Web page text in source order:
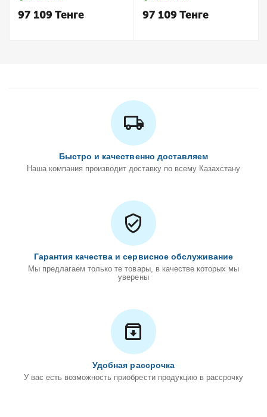
Keuco
97 109Тенге
Keuco
97 109Тенге
Быстро и качественно доставляем
Наша компания производит доставку по всему Казахстану
Гарантия качества и сервисное обслуживание
Мы предлагаем только те товары, в качестве которых мы
уверены
Удобная рассрочка
У вас есть возможность приобрести продукцию в рассрочку